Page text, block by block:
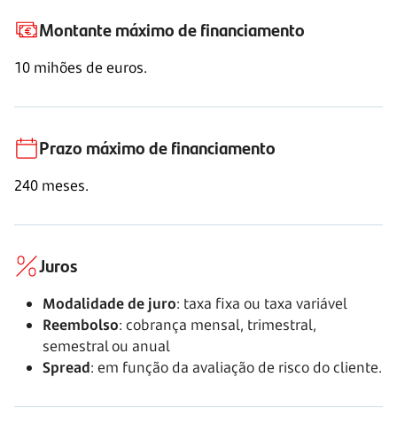
Montante máximo de financiamento
10 mihões de euros.
Prazo máximo de financiamento
240 meses.
Juros
Modalidade de juro: taxa fixa ou taxa variável
Reembolso: cobrança mensal, trimestral,
semestral ou anual
Spread: em função da avaliação de risco do cliente.